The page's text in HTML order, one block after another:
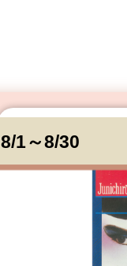
8/1～8/30